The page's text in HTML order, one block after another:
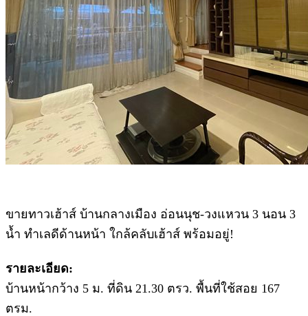
ขายทาวเฮ้าส์ บ้านกลางเมือง อ่อนนุช-วงแหวน 3 นอน 3
น้ำ ทำเลดีด้านหน้า ใกล้คลับเฮ้าส์ พร้อมอยู่!
รายละเอียด:
บ้านหน้ากว้าง 5 ม. ที่ดิน 21.30 ตรว. พื้นที่ใช้สอย 167
ตรม.